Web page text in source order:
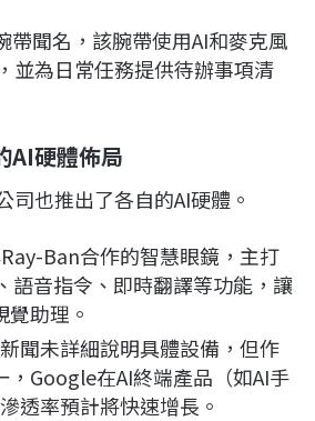
帶聞名，該腕帶使用AI和麥克風
並為日常任務提供待辦事項清
AI硬體佈局
司也推出了各自的AI硬體。
Ban合作的智慧眼鏡，主打
語音指令、即時翻譯等功能，讓
覺助理。
聞未詳細說明具體設備，但作
，Google在AI終端產品（如AI手
透率預計將快速增長。